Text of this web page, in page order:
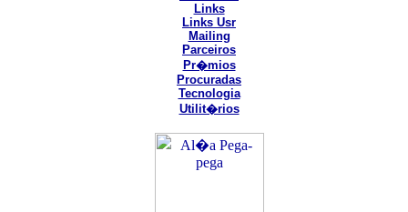
Links
Links Usr
Mailing
Parceiros
Pr�mios
Procuradas
Tecnologia
Utilit�rios